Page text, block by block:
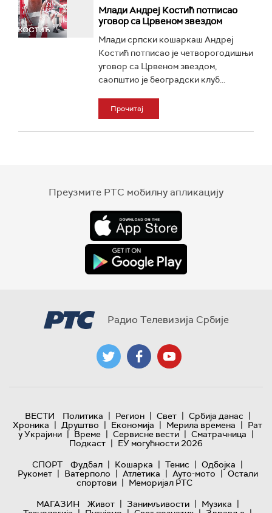
Млади Андреј Костић потписао
уговор са Црвеном звездом
Млади српски кошаркаш Андреј
Костић потписао је четворогодишњи
уговор са Црвеном звездом,
саопштио је београдски клуб...
Прочитај
Преузмите РТС мобилну апликацију
Радио Телевизија Србије
ВЕСТИ Политика | Регион | Свет | Србија данас |
Хроника | Друштво | Економија | Мерила времена | Рат
у Украјини | Време | Сервисне вести | Сматрачница |
Подкаст | ЕУ могућности 2026
СПОРТ
Фудбал | Кошарка | Тенис | Одбојка |
Рукомет | Ватерполо | Атлетика | Ауто-мото | Остали
спортови | Меморијал РТС
МАГАЗИН
Живот | Занимљивости | Музика |